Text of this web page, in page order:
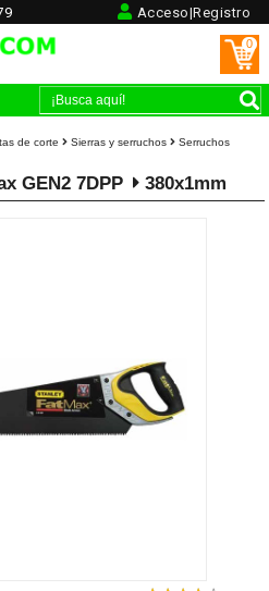
Acceso|Registro
0
de corte Sierras y serruchos
Serruchos
GEN2 7DPP 380x1mm